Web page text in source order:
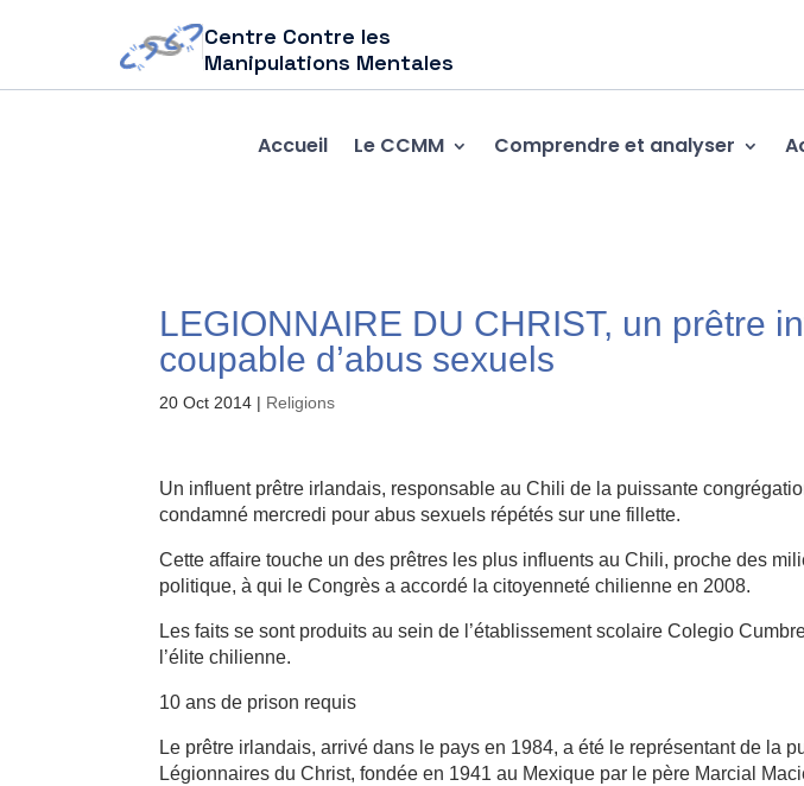
Centre Contre les
Manipulations Mentales
Accueil Le CCMM Comprendre et analyser
LEGIONNAIRE DU CHRIST, un prêtre
coupable d’abus sexuels
20 Oct 2014 | Religions
Un influent prêtre irlandais, responsable au Chili de la puissante
condamné mercredi pour abus sexuels répétés sur une fillette.
Cette affaire touche un des prêtres les plus influents au Chili, proche des
politique, à qui le Congrès a accordé la citoyenneté chilienne en 2008.
Les faits se sont produits au sein de l’établissement scolaire Colegio
l’élite chilienne.
10 ans de prison requis
Le prêtre irlandais, arrivé dans le pays en 1984, a été le représentant de la
Légionnaires du Christ, fondée en 1941 au Mexique par le père Marcial